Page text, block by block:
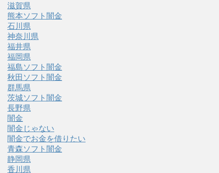
滋賀県
熊本ソフト闇金
石川県
神奈川県
福井県
福岡県
福島ソフト闇金
秋田ソフト闇金
群馬県
茨城ソフト闇金
長野県
闇金
闇金じゃない
闇金でお金を借りたい
青森ソフト闇金
静岡県
香川県